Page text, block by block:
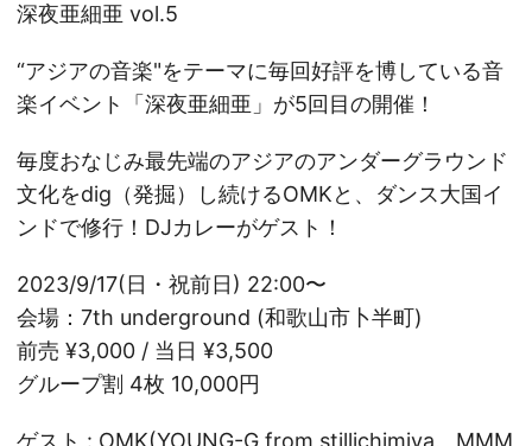
深夜亜細亜 vol.5
“アジアの音楽"をテーマに毎回好評を博している音
楽イベント「深夜亜細亜」が5回目の開催！
毎度おなじみ最先端のアジアのアンダーグラウンド
文化をdig（発掘）し続けるOMKと、ダンス大国イ
ンドで修行！DJカレーがゲスト！
2023/9/17(日・祝前日) 22:00〜
会場：7th underground (和歌山市卜半町)
前売 ¥3,000 / 当日 ¥3,500
グループ割 4枚 10,000円
ゲスト : OMK(YOUNG-G from stillichimiya、MMM